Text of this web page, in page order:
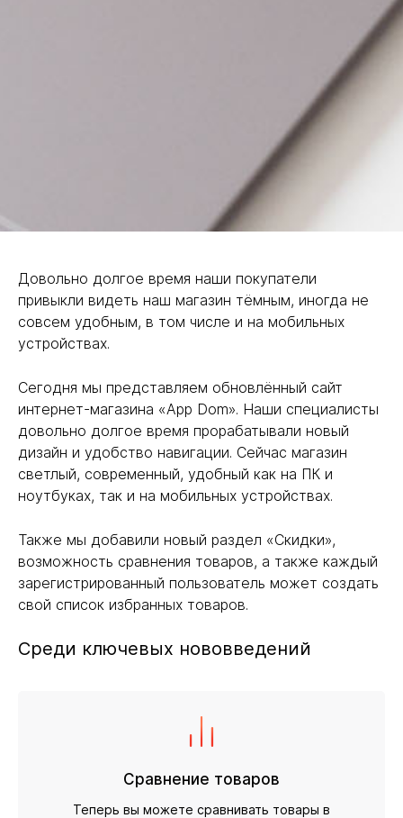
Довольно долгое время наши покупатели
привыкли видеть наш магазин тёмным, иногда не
совсем удобным, в том числе и на мобильных
устройствах.
Сегодня мы представляем обновлённый сайт
интернет-магазина «App Dom». Наши специалисты
довольно долгое время прорабатывали новый
дизайн и удобство навигации. Сейчас магазин
светлый, современный, удобный как на ПК и
ноутбуках, так и на мобильных устройствах.
Также мы добавили новый раздел «Скидки»,
возможность сравнения товаров, а также каждый
зарегистрированный пользователь может создать
свой список избранных товаров.
Среди ключевых нововведений
Сравнение товаров
Теперь вы можете сравнивать товары в